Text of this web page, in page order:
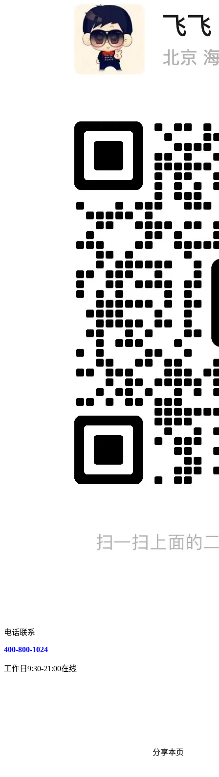
电话联系
400-800-1024
工作日9:30-21:00在线
分享本页